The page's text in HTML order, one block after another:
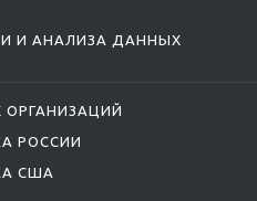
И АНАЛИЗА ДАННЫХ
РОССИИ
США